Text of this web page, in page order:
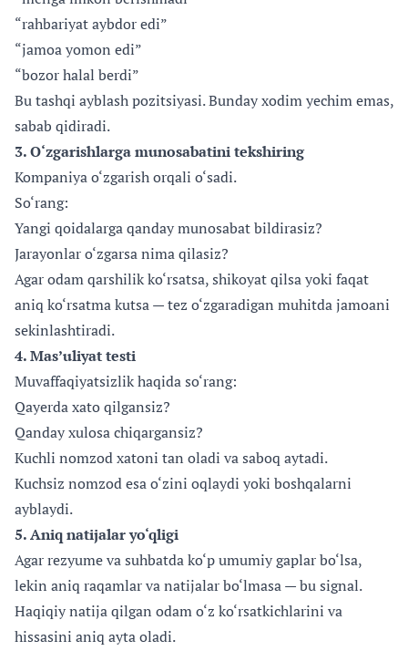
“rahbariyat aybdor edi”
“jamoa yomon edi”
“bozor halal berdi”
Bu tashqi ayblash pozitsiyasi. Bunday xodim yechim emas,
sabab qidiradi.
3. O‘zgarishlarga munosabatini tekshiring
Kompaniya o‘zgarish orqali o‘sadi.
So‘rang:
Yangi qoidalarga qanday munosabat bildirasiz?
Jarayonlar o‘zgarsa nima qilasiz?
Agar odam qarshilik ko‘rsatsa, shikoyat qilsa yoki faqat
aniq ko‘rsatma kutsa — tez o‘zgaradigan muhitda jamoani
sekinlashtiradi.
4. Mas’uliyat testi
Muvaffaqiyatsizlik haqida so‘rang:
Qayerda xato qilgansiz?
Qanday xulosa chiqargansiz?
Kuchli nomzod xatoni tan oladi va saboq aytadi.
Kuchsiz nomzod esa o‘zini oqlaydi yoki boshqalarni
ayblaydi.
5. Aniq natijalar yo‘qligi
Agar rezyume va suhbatda ko‘p umumiy gaplar bo‘lsa,
lekin aniq raqamlar va natijalar bo‘lmasa — bu signal.
Haqiqiy natija qilgan odam o‘z ko‘rsatkichlarini va
hissasini aniq ayta oladi.